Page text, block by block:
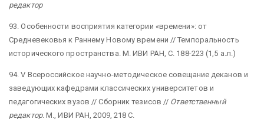
редактор
93. Особенности восприятия категории «времени»: от
Средневековья к Раннему Новому времени // Темпоральность
исторического пространства. М. ИВИ РАН, С. 188-223 (1,5 а.л.)
94. V Всероссийское научно-методическое совещание деканов и
заведующих кафедрами классических университетов и
педагогических вузов // Сборник тезисов // Ответственный
редактор. М., ИВИ РАН, 2009, 218 С.